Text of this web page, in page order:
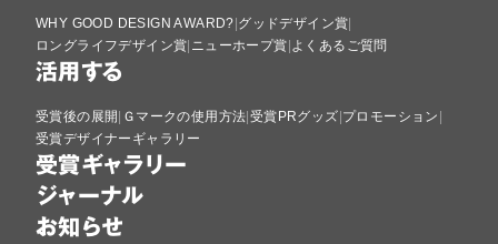
WHY GOOD DESIGN AWARD? グッドデザイン賞
ロングライフデザイン賞 ニューホープ賞 よくあるご質問
活用する
受賞後の展開 Ｇマークの使用方法 受賞PRグッズ プロモーション
受賞デザイナーギャラリー
受賞ギャラリー
ジャーナル
お知らせ